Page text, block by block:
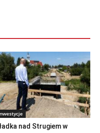
nad Strugiem w